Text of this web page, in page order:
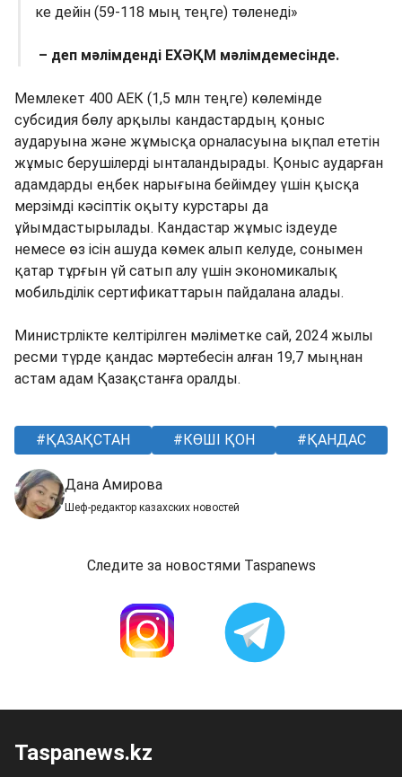
ке дейін (59-118 мың теңге) төленеді»
– деп мәлімденді ЕХӘҚМ мәлімдемесінде.
Мемлекет 400 АЕК (1,5 млн теңге) көлемінде
субсидия бөлу арқылы кандастардың қоныс
аударуына және жұмысқа орналасуына ықпал ететін
жұмыс берушілерді ынталандырады. Қоныс аударған
адамдарды еңбек нарығына бейімдеу үшін қысқа
мерзімді кәсіптік оқыту курстары да
ұйымдастырылады. Кандастар жұмыс іздеуде
немесе өз ісін ашуда көмек алып келуде, сонымен
қатар тұрғын үй сатып алу үшін экономикалық
мобильділік сертификаттарын пайдалана алады.
Министрлікте келтірілген мәліметке сай, 2024 жылы
ресми түрде қандас мәртебесін алған 19,7 мыңнан
астам адам Қазақстанға оралды.
ҚАЗАҚСТАН КӨШІ ҚОН ҚАНДАС
Дана Амирова
Шеф-редактор казахских новостей
Следите за новостями Taspanews
Taspanews.kz